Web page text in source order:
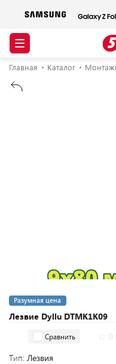
Главная Каталог
Лезвие Dyllu DTMK1K09
Разумная цена
Сравнить
Тип: Лезвия